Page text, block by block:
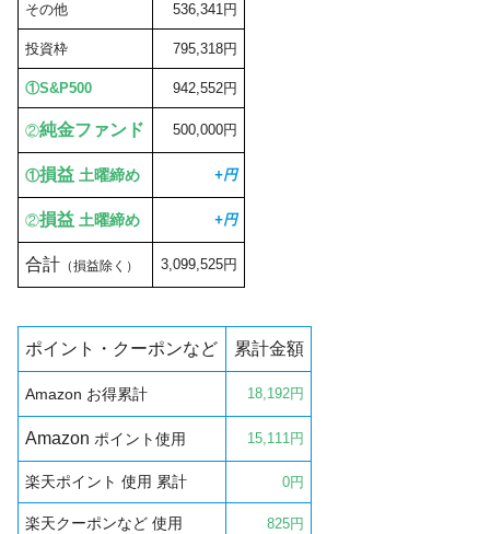
その他 536,341円
投資枠 795,318円
①S&P500 942,552円
②純金ファンド 500,000円
①損益 土曜締め +円
②損益 土曜締め +円
合計 （損益除く） 3,099,525円
ポイント・クーポンなど 累計金額
Amazon お得累計 18,192円
Amazon ポイント使用 15,111円
楽天ポイント 使用 累計 0円
楽天クーポンなど 使用 825円